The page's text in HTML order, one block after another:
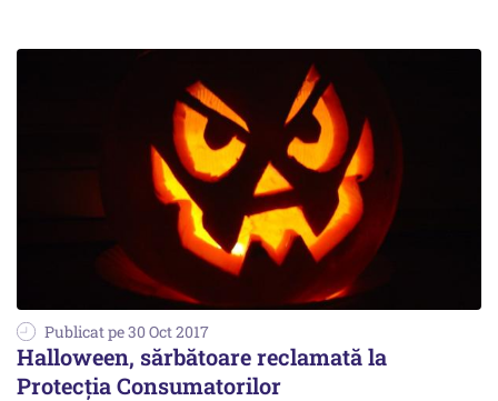
Publicat pe 30 Oct 2017
Halloween, sărbătoare reclamată la
Protecția Consumatorilor